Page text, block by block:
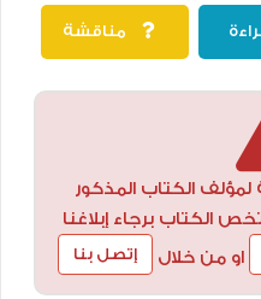
مناقشة
الكتاب المذكور
الكتاب برجاء إبلاغنا
او من خلال إتصل بنا